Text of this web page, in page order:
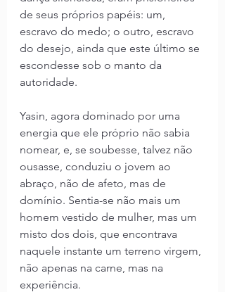
de seus próprios papéis: um,
escravo do medo; o outro, escravo
do desejo, ainda que este último se
escondesse sob o manto da
autoridade.
Yasin, agora dominado por uma
energia que ele próprio não sabia
nomear, e, se soubesse, talvez não
ousasse, conduziu o jovem ao
abraço, não de afeto, mas de
domínio. Sentia-se não mais um
homem vestido de mulher, mas um
misto dos dois, que encontrava
naquele instante um terreno virgem,
não apenas na carne, mas na
experiência.